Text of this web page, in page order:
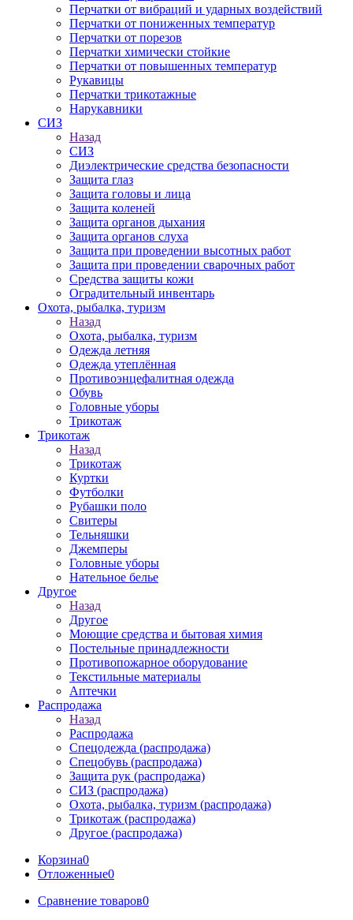
Перчатки от вибраций и ударных воздействий
Перчатки от пониженных температур
Перчатки от порезов
Перчатки химически стойкие
Перчатки от повышенных температур
Рукавицы
Перчатки трикотажные
Нарукавники
СИЗ
Назад
СИЗ
Диэлектрические средства безопасности
Защита глаз
Защита головы и лица
Защита коленей
Защита органов дыхания
Защита органов слуха
Защита при проведении высотных работ
Защита при проведении сварочных работ
Средства защиты кожи
Оградительный инвентарь
Охота, рыбалка, туризм
Назад
Охота, рыбалка, туризм
Одежда летняя
Одежда утеплённая
Противоэнцефалитная одежда
Обувь
Головные уборы
Трикотаж
Трикотаж
Назад
Трикотаж
Куртки
Футболки
Рубашки поло
Свитеры
Тельняшки
Джемперы
Головные уборы
Нательное белье
Другое
Назад
Другое
Моющие средства и бытовая химия
Постельные принадлежности
Противопожарное оборудование
Текстильные материалы
Аптечки
Распродажа
Назад
Распродажа
Спецодежда (распродажа)
Спецобувь (распродажа)
Защита рук (распродажа)
СИЗ (распродажа)
Охота, рыбалка, туризм (распродажа)
Трикотаж (распродажа)
Другое (распродажа)
Корзина0
Отложенные0
Сравнение товаров0